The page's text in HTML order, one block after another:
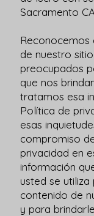
Sacramento
Reconocemos
de nuestro
preocupados
que nos
tratamos esa
Política de
esas
compromiso
privacidad en
información
usted se
contenido de
y para